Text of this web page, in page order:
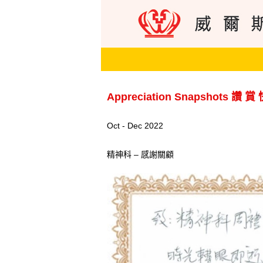
Appreciation Snapshots 讚 賞
Oct - Dec 2022
精神科 – 感謝關顧